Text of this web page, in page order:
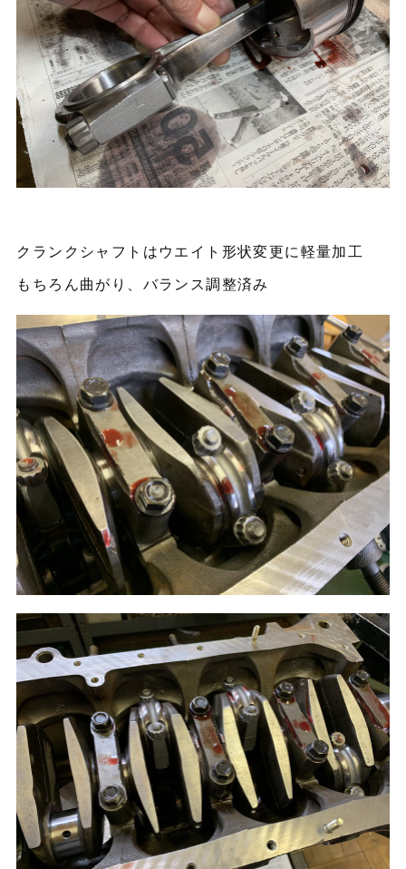
クランクシャフトはウエイト形状変更に軽量加工
もちろん曲がり、バランス調整済み